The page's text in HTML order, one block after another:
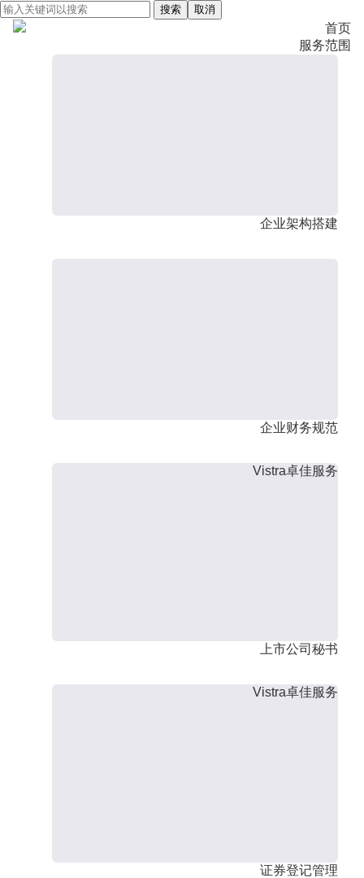
搜索 取消
首页
服务范围
企业架构搭建
企业财务规范
Vistra卓佳服务
上市公司秘书
Vistra卓佳服务
证券登记管理